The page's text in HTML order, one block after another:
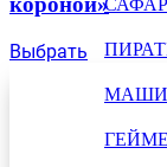
Выбрать